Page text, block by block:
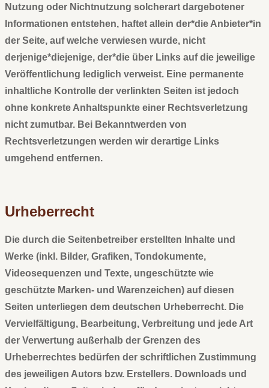
Nutzung oder Nichtnutzung solcherart dargebotener
Informationen entstehen, haftet allein der*die Anbieter*in
der Seite, auf welche verwiesen wurde, nicht
derjenige*diejenige, der*die über Links auf die jeweilige
Veröffentlichung lediglich verweist. Eine permanente
inhaltliche Kontrolle der verlinkten Seiten ist jedoch
ohne konkrete Anhaltspunkte einer Rechtsverletzung
nicht zumutbar. Bei Bekanntwerden von
Rechtsverletzungen werden wir derartige Links
umgehend entfernen.
Urheberrecht
Die durch die Seitenbetreiber erstellten Inhalte und
Werke (inkl. Bilder, Grafiken, Tondokumente,
Videosequenzen und Texte, ungeschützte wie
geschützte Marken- und Warenzeichen) auf diesen
Seiten unterliegen dem deutschen Urheberrecht. Die
Vervielfältigung, Bearbeitung, Verbreitung und jede Art
der Verwertung außerhalb der Grenzen des
Urheberrechtes bedürfen der schriftlichen Zustimmung
des jeweiligen Autors bzw. Erstellers. Downloads und